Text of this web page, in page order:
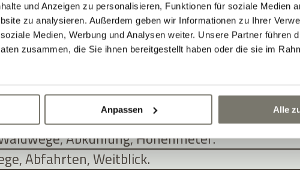
und Anzeigen zu personalisieren, Funktionen für soziale Medien
zu analysieren. Außerdem geben wir Informationen zu Ihrer
Medien, Werbung und Analysen weiter. Unsere Partner führen
zusammen, die Sie ihnen bereitgestellt haben oder die sie im
Anpassen Alle
UND SEINE UMGEBUNG. JETZT
E-BIKE, MOUNTAINBIKE UND RENNRAD
entlang der Südtiroler Weinstraße.
Abkühlung, Höhenmeter.
Abfahrten, Weitblick.